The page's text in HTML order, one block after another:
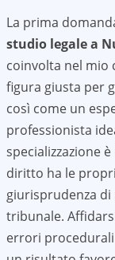
La prima
studio legale a
coinvolta nel mio
figura giusta per
così come un
professionista
specializzazione
diritto ha le
giurisprudenza
tribunale.
errori